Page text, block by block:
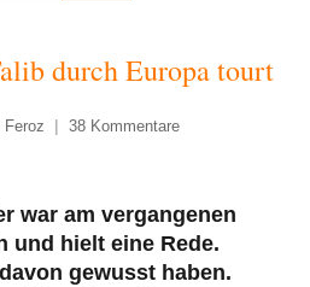
durch Europa tourt
Feroz 38 Kommentare
war am vergangenen
und hielt eine Rede.
gewusst haben.